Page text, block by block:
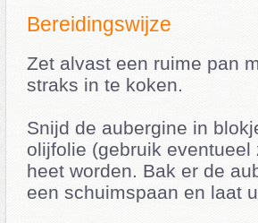
Bereidingswijze
Zet alvast een ruime pan
straks in te koken.
Snijd de aubergine in
olijfolie (gebruik
heet worden. Bak er de
een schuimspaan en laat